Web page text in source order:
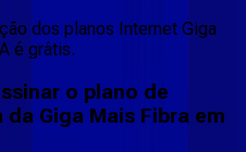
dos planos Internet Giga
é grátis.
o plano de
Giga Mais Fibra em